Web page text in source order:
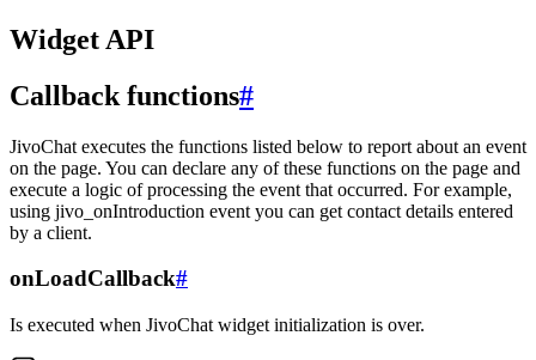
Widget API
Callback functions#
JivoChat executes the functions listed below to report about an event
on the page. You can declare any of these functions on the page and
execute a logic of processing the event that occurred. For example,
using jivo_onIntroduction event you can get contact details entered
by a client.
onLoadCallback#
Is executed when JivoChat widget initialization is over.